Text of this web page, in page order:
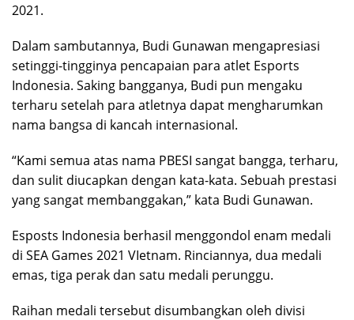
2021.
Dalam sambutannya, Budi Gunawan mengapresiasi
setinggi-tingginya pencapaian para atlet Esports
Indonesia. Saking bangganya, Budi pun mengaku
terharu setelah para atletnya dapat mengharumkan
nama bangsa di kancah internasional.
“Kami semua atas nama PBESI sangat bangga, terharu,
dan sulit diucapkan dengan kata-kata. Sebuah prestasi
yang sangat membanggakan,” kata Budi Gunawan.
Esposts Indonesia berhasil menggondol enam medali
di SEA Games 2021 VIetnam. Rinciannya, dua medali
emas, tiga perak dan satu medali perunggu.
Raihan medali tersebut disumbangkan oleh divisi